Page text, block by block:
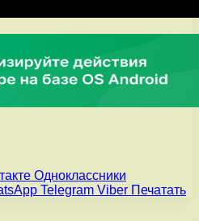
Одноклассники
Telegram Viber Печатать